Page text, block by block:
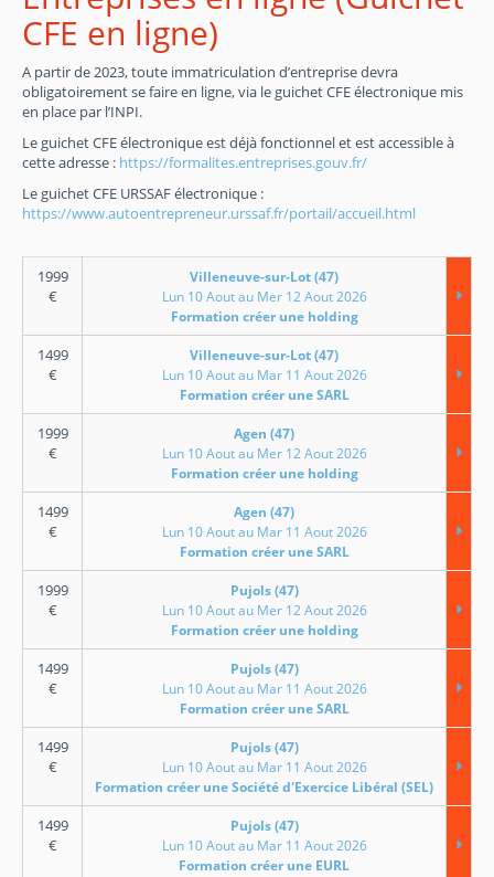
CFE en ligne)
A partir de 2023, toute immatriculation d’entreprise devra
obligatoirement se faire en ligne, via le guichet CFE électronique mis
en place par l’INPI.
Le guichet CFE électronique est déjà fonctionnel et est accessible à
cette adresse : https://formalites.entreprises.gouv.fr/
Le guichet CFE URSSAF électronique :
https://www.autoentrepreneur.urssaf.fr/portail/accueil.html
1999
€
Villeneuve-sur-Lot (47)
Lun 10 Aout au Mer 12 Aout 2026
Formation créer une holding
1499
€
Villeneuve-sur-Lot (47)
Lun 10 Aout au Mar 11 Aout 2026
Formation créer une SARL
1999
€
Agen (47)
Lun 10 Aout au Mer 12 Aout 2026
Formation créer une holding
1499
€
Agen (47)
Lun 10 Aout au Mar 11 Aout 2026
Formation créer une SARL
1999
€
Pujols (47)
Lun 10 Aout au Mer 12 Aout 2026
Formation créer une holding
1499
€
Pujols (47)
Lun 10 Aout au Mar 11 Aout 2026
Formation créer une SARL
1499
€
Pujols (47)
Lun 10 Aout au Mar 11 Aout 2026
Formation créer une Société d'Exercice Libéral (SEL)
1499
€
Pujols (47)
Lun 10 Aout au Mar 11 Aout 2026
Formation créer une EURL